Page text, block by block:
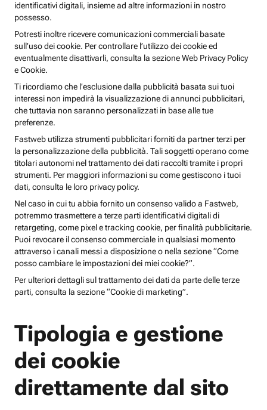
identificativi digitali, insieme ad altre informazioni in nostro
possesso.
Potresti inoltre ricevere comunicazioni commerciali basate
sull’uso dei cookie. Per controllare l’utilizzo dei cookie ed
eventualmente disattivarli, consulta la sezione Web Privacy Policy
e Cookie.
Ti ricordiamo che l’esclusione dalla pubblicità basata sui tuoi
interessi non impedirà la visualizzazione di annunci pubblicitari,
che tuttavia non saranno personalizzati in base alle tue
preferenze.
Fastweb utilizza strumenti pubblicitari forniti da partner terzi per
la personalizzazione della pubblicità. Tali soggetti operano come
titolari autonomi nel trattamento dei dati raccolti tramite i propri
strumenti. Per maggiori informazioni su come gestiscono i tuoi
dati, consulta le loro privacy policy.
Nel caso in cui tu abbia fornito un consenso valido a Fastweb,
potremmo trasmettere a terze parti identificativi digitali di
retargeting, come pixel e tracking cookie, per finalità pubblicitarie.
Puoi revocare il consenso commerciale in qualsiasi momento
attraverso i canali messi a disposizione o nella sezione “Come
posso cambiare le impostazioni dei miei cookie?”.
Per ulteriori dettagli sul trattamento dei dati da parte delle terze
parti, consulta la sezione “Cookie di marketing”.
Tipologia e gestione
dei cookie
direttamente dal sito